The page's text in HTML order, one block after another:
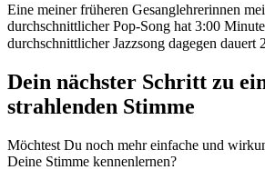
Eine meiner früheren Gesanglehrerinnen
durchschnittlicher Pop-Song hat 3:00
durchschnittlicher Jazzsong dagegen dauert
Dein nächster Schritt zu
strahlenden Stimme
Möchtest Du noch mehr einfache und
Deine Stimme kennenlernen?